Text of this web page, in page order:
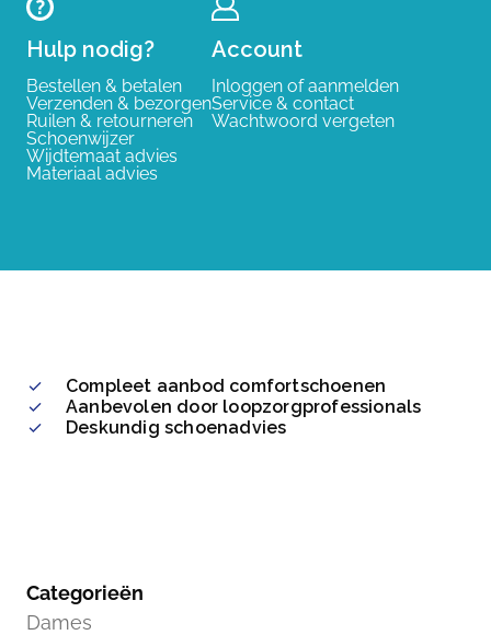
Hulp nodig?
Bestellen & betalen
Verzenden & bezorgen
Ruilen & retourneren
Schoenwijzer
Wijdtemaat advies
Materiaal advies
Account
Inloggen of aanmelden
Service & contact
Wachtwoord vergeten
Compleet aanbod comfortschoenen
Aanbevolen door loopzorgprofessionals
Deskundig schoenadvies
Categorieën
Dames